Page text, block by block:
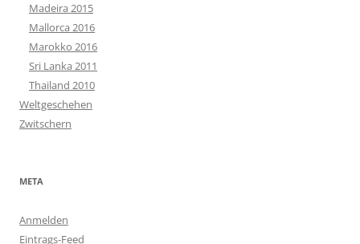
Madeira 2015
Mallorca 2016
Marokko 2016
Sri Lanka 2011
Thailand 2010
Weltgeschehen
Zwitschern
META
Anmelden
Eintrags-Feed